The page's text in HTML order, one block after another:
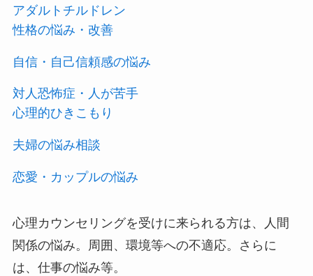
アダルトチルドレン
性格の悩み・改善
自信・自己信頼感の悩み
対人恐怖症・人が苦手
心理的ひきこもり
夫婦の悩み相談
恋愛・カップルの悩み
心理カウンセリングを受けに来られる方は、人間
関係の悩み。周囲、環境等への不適応。さらに
は、仕事の悩み等。